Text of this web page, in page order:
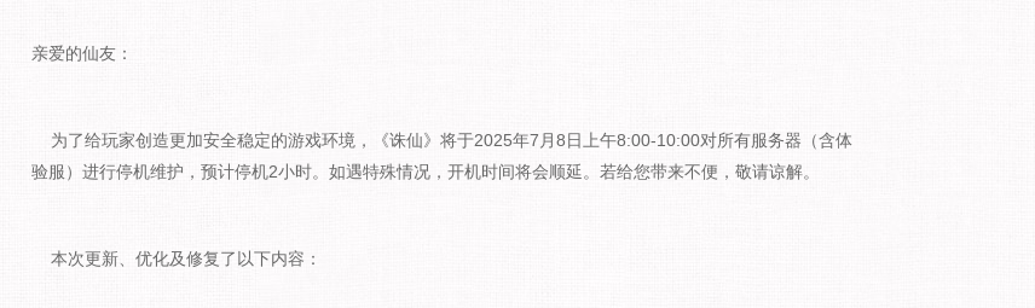
亲爱的仙友：
为了给玩家创造更加安全稳定的游戏环境，《诛仙》将于2025年7月8日上午8:00-10:00对所有服务器（含体
验服）进行停机维护，预计停机2小时。如遇特殊情况，开机时间将会顺延。若给您带来不便，敬请谅解。
本次更新、优化及修复了以下内容：